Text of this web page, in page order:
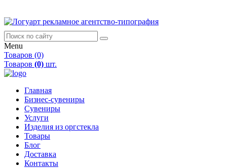
Menu
Товаров (0)
Товаров (0) шт.
Главная
Бизнес-сувениры
Сувениры
Услуги
Изделия из оргстекла
Товары
Блог
Доставка
Контакты